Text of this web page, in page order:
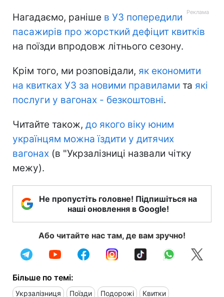
Нагадаємо, раніше в УЗ попередили
пасажирів про жорсткий дефіцит квитків
на поїзди впродовж літнього сезону.
Крім того, ми розповідали, як економити
на квитках УЗ за новими правилами та які
послуги у вагонах - безкоштовні.
Читайте також, до якого віку юним
українцям можна їздити у дитячих
вагонах (в "Укрзалізниці назвали чітку
межу).
Не пропустіть головне! Підпишіться на
наші оновлення в Google!
Або читайте нас там, де вам зручно!
Більше по темі:
Укрзалізниця Поїзди Подорожі Квитки